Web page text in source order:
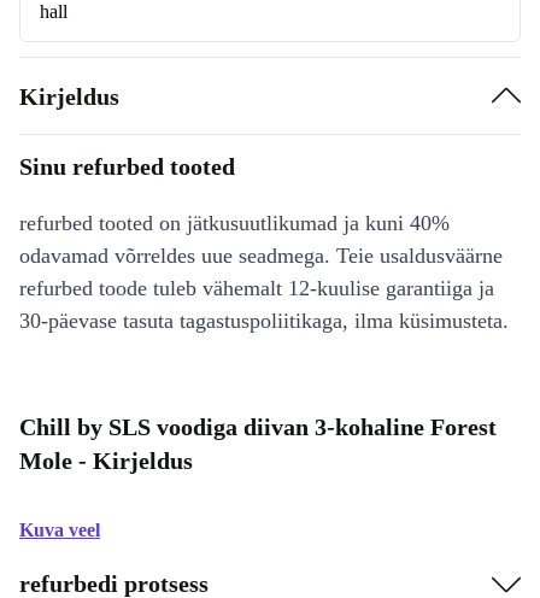
hall
Kirjeldus
Sinu refurbed tooted
refurbed tooted on jätkusuutlikumad ja kuni 40%
odavamad võrreldes uue seadmega. Teie usaldusväärne
refurbed toode tuleb vähemalt 12-kuulise garantiiga ja
30-päevase tasuta tagastuspoliitikaga, ilma küsimusteta.
Chill by SLS voodiga diivan 3-kohaline Forest
Mole - Kirjeldus
Kuva veel
refurbedi protsess